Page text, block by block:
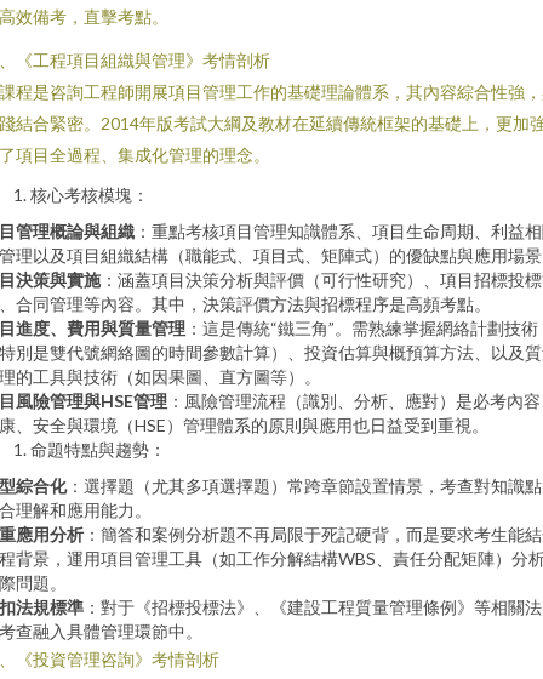
效備考，直擊考點。
《工程項目組織與管理》考情剖析
程是咨詢工程師開展項目管理工作的基礎理論體系，其內容綜合性強
結合緊密。2014年版考試大綱及教材在延續傳統框架的基礎上，更加
項目全過程、集成化管理的理念。
核心考核模塊：
管理概論與組織 ：重點考核項目管理知識體系、項目生命周期、利益
理以及項目組織結構（職能式、項目式、矩陣式）的優缺點與應用場
決策與實施：涵蓋項目決策分析與評價（可行性研究）、項目招標投
合同管理等內容。其中，決策評價方法與招標程序是高頻考點。
進度、費用與質量管理 ：這是傳統“鐵三角”。需熟練掌握網絡計劃技術
別是雙代號網絡圖的時間參數計算）、投資估算與概預算方法、以及
的工具與技術（如因果圖、直方圖等）。
風險管理與HSE管理 ：風險管理流程（識別、分析、應對）是必考內
、安全與環境（HSE）管理體系的原則與應用也日益受到重視。
命題特點與趨勢：
綜合化：選擇題（尤其多項選擇題）常跨章節設置情景，考查對知識
理解和應用能力。
應用分析 ：簡答和案例分析題不再局限于死記硬背，而是要求考生能
背景，運用項目管理工具（如工作分解結構WBS、責任分配矩陣）分
問題。
法規標準 ：對于《招標投標法》、《建設工程質量管理條例》等相關
查融入具體管理環節中。
《投資管理咨詢》考情剖析